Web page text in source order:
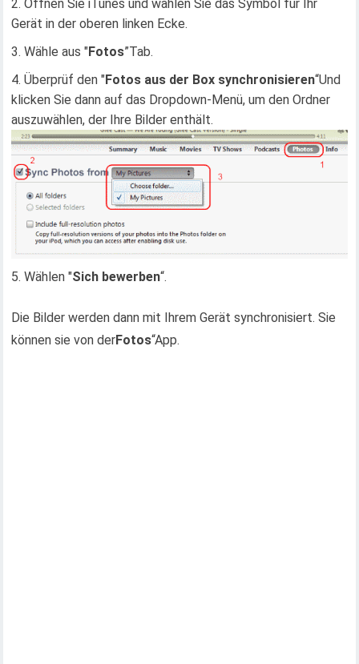
Öffnen Sie iTunes und wählen Sie das Symbol für Ihr
Gerät in der oberen linken Ecke.
Wähle aus "Fotos”Tab.
Überprüf den "Fotos aus der Box synchronisieren“Und
klicken Sie dann auf das Dropdown-Menü, um den Ordner
auszuwählen, der Ihre Bilder enthält.
Wählen "Sich bewerben“.
Die Bilder werden dann mit Ihrem Gerät synchronisiert. Sie
können sie von derFotos“App.